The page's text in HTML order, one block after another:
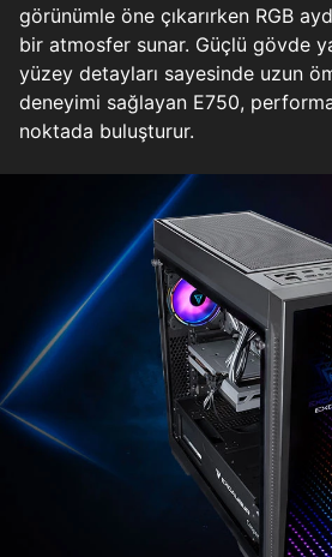
görünümle öne çıkarırken RGB
bir atmosfer sunar. Güçlü gövde
yüzey detayları sayesinde uzun
deneyimi sağlayan E750,
noktada buluşturur.